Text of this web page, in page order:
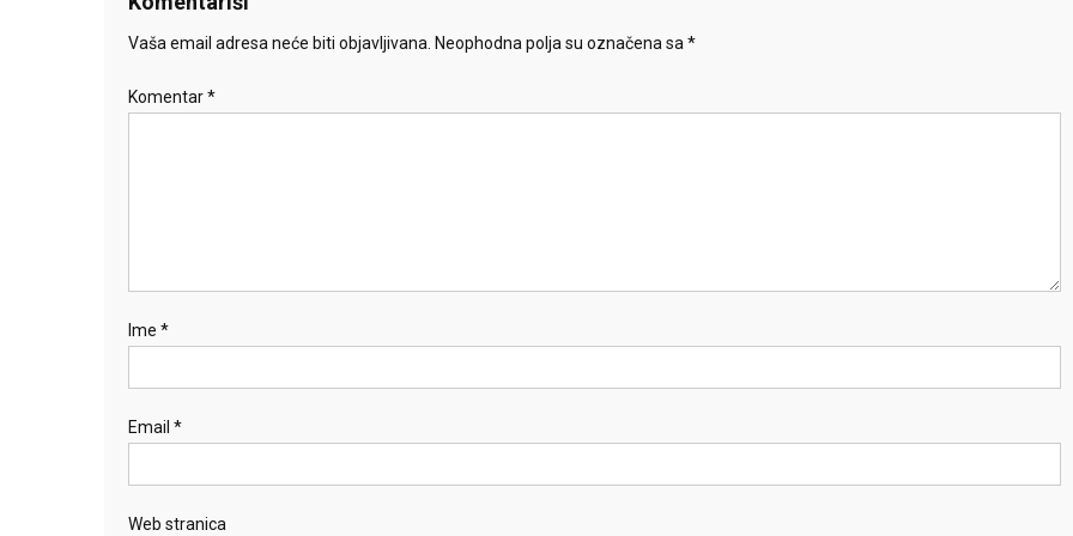
Vaša email adresa neće biti objavljivana. Neophodna polja su označena sa*
Komentar*
Ime *
Email *
Web stranica